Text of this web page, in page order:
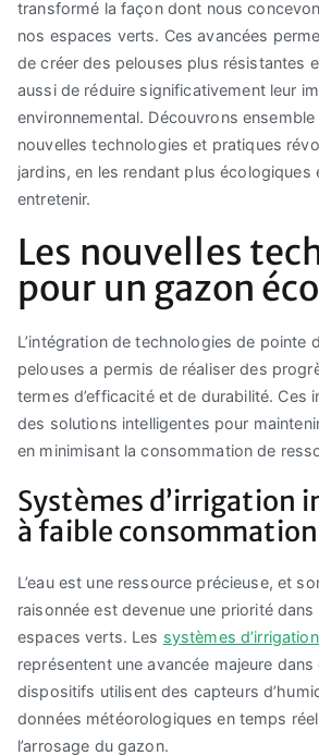
transformé la façon dont nous
nos espaces verts. Ces avancées
de créer des pelouses plus résistantes
aussi de réduire significativement leur
environnemental. Découvrons
nouvelles technologies et pratiques
jardins, en les rendant plus écologiques
entretenir.
Les nouvelles
pour un gazon
L’intégration de technologies de pointe
pelouses a permis de réaliser des
termes d’efficacité et de durabilité. Ces
des solutions intelligentes pour
en minimisant la consommation de
Systèmes d’irrigation
à faible consommation
L’eau est une ressource précieuse, et
raisonnée est devenue une priorité dans
espaces verts. Les systèmes
représentent une avancée majeure
dispositifs utilisent des capteurs
données météorologiques en temps
l’arrosage du gazon.